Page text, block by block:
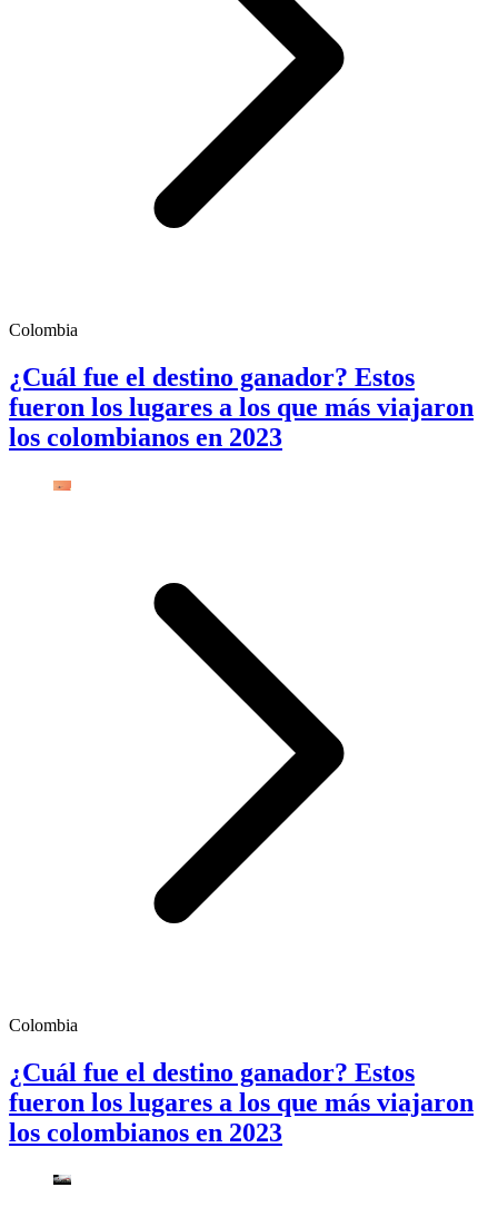
Colombia
¿Cuál fue el destino ganador? Estos
fueron los lugares a los que más viajaron
los colombianos en 2023
Colombia
¿Cuál fue el destino ganador? Estos
fueron los lugares a los que más viajaron
los colombianos en 2023